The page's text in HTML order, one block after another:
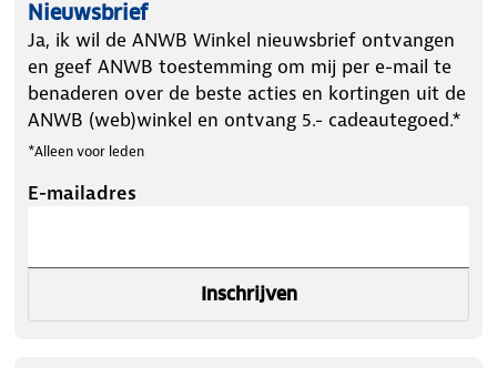
Zand/Bordeaux - 2 Pack (in jouw gewenste maat)
Nieuwsbrief
Ja, ik wil de ANWB Winkel nieuwsbrief ontvangen
en geef ANWB toestemming om mij per e-mail te
benaderen over de beste acties en kortingen uit de
ANWB (web)winkel en ontvang 5.- cadeautegoed.*
*Alleen voor leden
E-mailadres
Inschrijven